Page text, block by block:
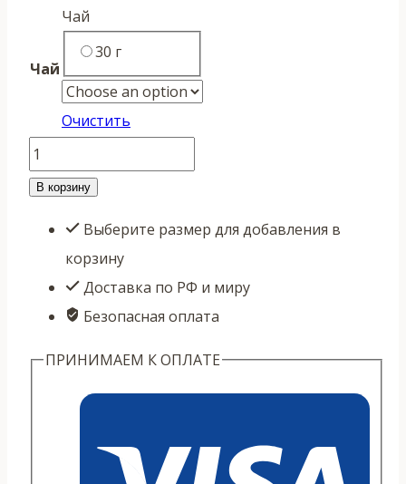
Чай
Чай
30 г
Очистить
Количество
товара
Сянь
Цун
"Восемь
бессмертных"
В корзину
Выберите размер для добавления в
корзину
Доставка по РФ и миру
Безопасная оплата
ПРИНИМАЕМ К ОПЛАТЕ